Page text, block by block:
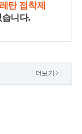
탄 접착제
니다.
더보기